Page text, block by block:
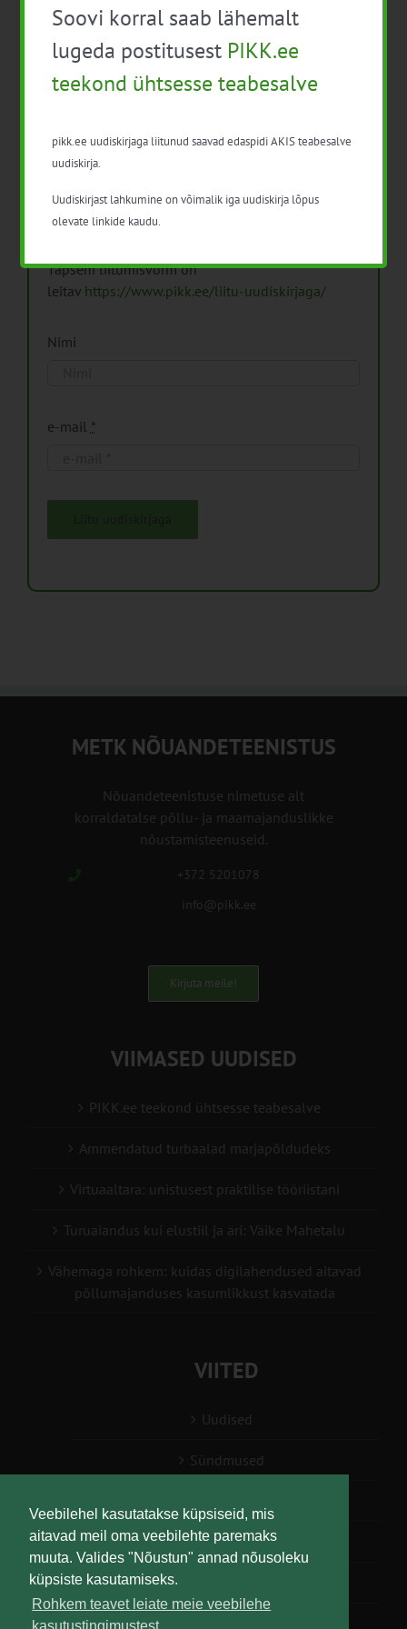
Veebilehel kasutatakse küpsiseid, mis
aitavad meil oma veebilehte paremaks
muuta. Valides "Nõustun" annad nõusoleku
küpsiste kasutamiseks.
Rohkem teavet leiate meie veebilehe
Pikk.ee uudiskirjaga liitumine.
Isikuandmeid töötleme vastavalt
Isikuandmete
Täpsem liitumisvorm on
leitav https://www.pikk.ee/liitu-uudiskirjaga/
Nimi
e-mail *
METK NÕUANDETEENISTUS
Nõuandeteenistuse nimetuse alt
korraldatalse põllu- ja maamajanduslikke
nõustamisteenuseid.
+372 5201078
info@pikk.ee
Kirjuta meile!
VIIMASED UUDISED
PIKK.ee teekond ühtsesse teabesalve
Ammendatud turbaalad marjapõldudeks
Virtuaaltara: unistusest praktilise tööriistani
Turuaiandus kui elustiil ja äri: Väike Mahetalu
Vähemaga rohkem: kuidas digilahendused aitavad
põllumajanduses kasumlikkust kasvatada
VIITED
Uudised
Sündmused
Teabesalv
Liitu uudiskirjaga
Soovi korral saab lähemalt
lugeda postitusest PIKK.ee
teekond ühtsesse teabesalve
pikk.ee uudiskirjaga liitunud saavad edaspidi AKIS teabesalve
uudiskirja.
Uudiskirjast lahkumine on võimalik iga uudiskirja lõpus
olevate linkide kaudu.